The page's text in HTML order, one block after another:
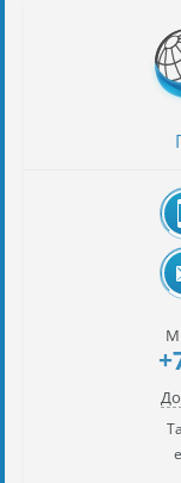
автомобилей